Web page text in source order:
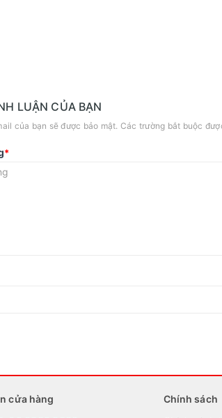
LUẬN CỦA BẠN
của bạn sẽ được bảo mật. Các trường bắt buộc
*
cửa hàng
Chính sách